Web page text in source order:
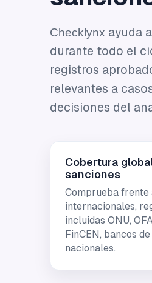
Checklynx ayuda
durante todo el
registros
relevantes a
decisiones del
Cobertura
sanciones
Comprueba frente
internacionales,
incluidas ONU,
FinCEN, bancos
nacionales.